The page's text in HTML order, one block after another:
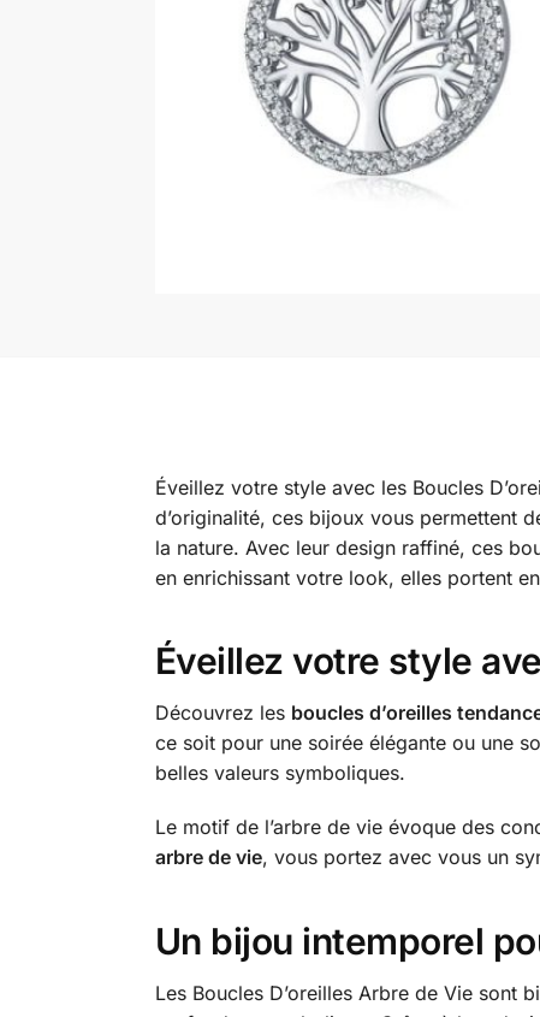
Éveillez votre style avec les Boucles
d’originalité, ces bijoux vous permettent
la nature. Avec leur design raffiné, ces
en enrichissant votre look, elles portent
Éveillez votre style
Découvrez les boucles d’oreilles
ce soit pour une soirée élégante ou une
belles valeurs symboliques.
Le motif de l’arbre de vie évoque des
arbre de vie, vous portez avec vous un
Un bijou intemporel
Les Boucles D’oreilles Arbre de Vie sont